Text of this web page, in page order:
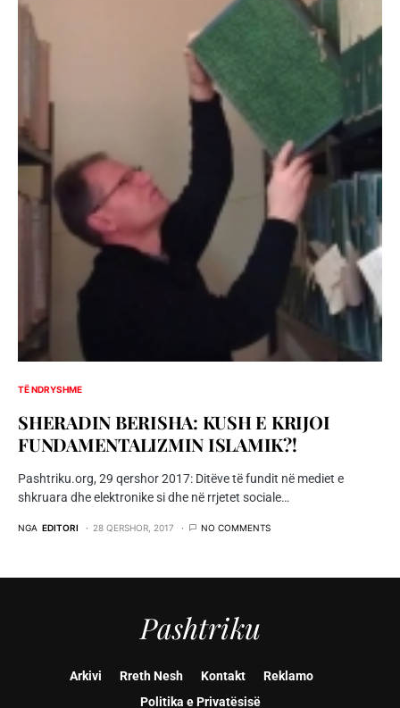
TË NDRYSHME
SHERADIN BERISHA: KUSH E KRIJOI
FUNDAMENTALIZMIN ISLAMIK?!
Pashtriku.org, 29 qershor 2017: Ditëve të fundit në mediet e
shkruara dhe elektronike si dhe në rrjetet sociale…
NGA EDITORI 28 QERSHOR, 2017 NO COMMENTS
Pashtriku
Arkivi Rreth Nesh Kontakt
Reklamo
Politika e Privatësisë